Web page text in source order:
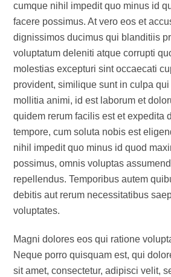
cumque nihil impedit quo minus id
facere possimus. At vero eos et
dignissimos ducimus qui blanditiis
voluptatum deleniti atque corrupti
molestias excepturi sint occaecati
provident, similique sunt in culpa
mollitia animi, id est laborum et
quidem rerum facilis est et expedita
tempore, cum soluta nobis est
nihil impedit quo minus id quod
possimus, omnis voluptas
repellendus. Temporibus autem
debitis aut rerum necessitatibus
voluptates.
Magni dolores eos qui ratione
Neque porro quisquam est, qui
sit amet, consectetur, adipisci velit,